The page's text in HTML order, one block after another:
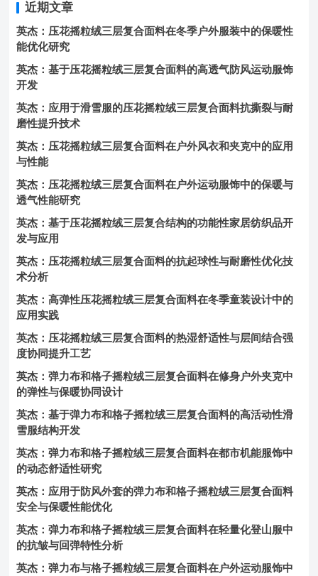
近期文章
英杰：压花摇粒绒三层复合面料在冬季户外服装中的保暖性
能优化研究
英杰：基于压花摇粒绒三层复合面料的高透气防风运动服饰
开发
英杰：应用于滑雪服的压花摇粒绒三层复合面料抗撕裂与耐
磨性提升技术
英杰：压花摇粒绒三层复合面料在户外风衣和夹克中的应用
与性能
英杰：压花摇粒绒三层复合面料在户外运动服饰中的保暖与
透气性能研究
英杰：基于压花摇粒绒三层复合结构的功能性家居纺织品开
发与应用
英杰：压花摇粒绒三层复合面料的抗起球性与耐磨性优化技
术分析
英杰：高弹性压花摇粒绒三层复合面料在冬季童装设计中的
应用实践
英杰：压花摇粒绒三层复合面料的热湿舒适性与层间结合强
度协同提升工艺
英杰：弹力布和格子摇粒绒三层复合面料在修身户外夹克中
的弹性与保暖协同设计
英杰：基于弹力布和格子摇粒绒三层复合面料的高活动性滑
雪服结构开发
英杰：弹力布和格子摇粒绒三层复合面料在都市机能服饰中
的动态舒适性研究
英杰：应用于防风外套的弹力布和格子摇粒绒三层复合面料
安全与保暖性能优化
英杰：弹力布和格子摇粒绒三层复合面料在轻量化登山服中
的抗皱与回弹特性分析
英杰：弹力布与格子摇粒绒三层复合面料在户外运动服饰中